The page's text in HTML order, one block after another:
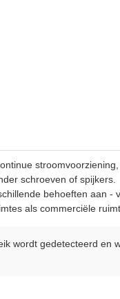
schroeven of spijkers.
behoeften aan
als commerciële
wordt gedetecteerd